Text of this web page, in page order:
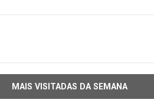
MAIS VISITADAS DA SEMANA